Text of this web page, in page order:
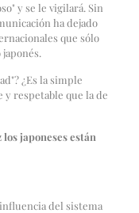
y se le vigilará. Sin
ha dejado
que sólo
¿Es la simple
y respetable que la de
los japoneses están
del sistema